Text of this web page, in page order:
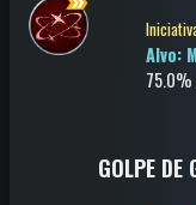
Alvo:
75.0%
GOLPE DE